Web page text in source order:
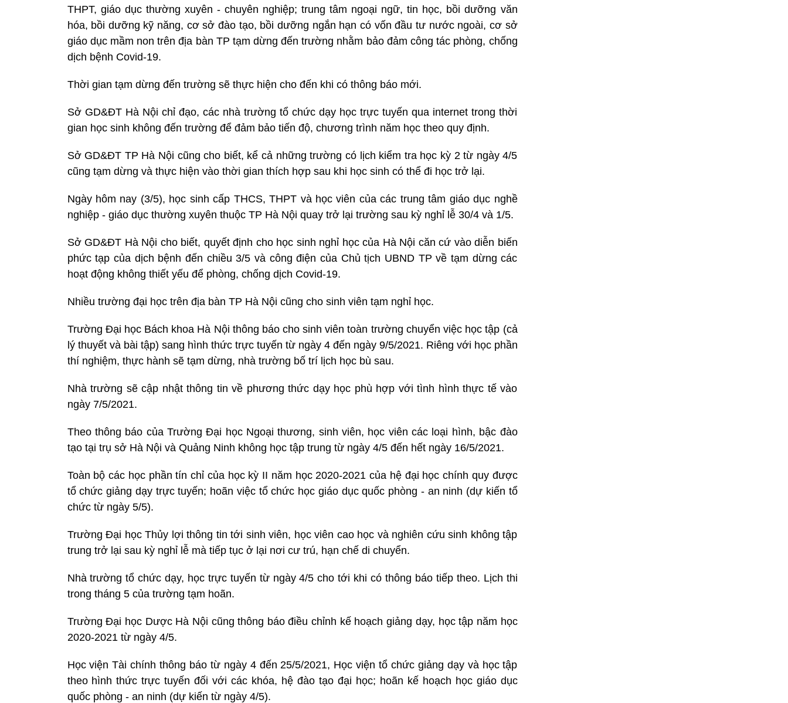
THPT, giáo dục thường xuyên - chuyên nghiệp; trung tâm ngoại ngữ, tin học, bồi dưỡng văn
hóa, bồi dưỡng kỹ năng, cơ sở đào tạo, bồi dưỡng ngắn hạn có vốn đầu tư nước ngoài, cơ sở
giáo dục mầm non trên địa bàn TP tạm dừng đến trường nhằm bảo đảm công tác phòng, chống
dịch bệnh Covid-19.
Thời gian tạm dừng đến trường sẽ thực hiện cho đến khi có thông báo mới.
Sở GD&ĐT Hà Nội chỉ đạo, các nhà trường tổ chức dạy học trực tuyến qua internet trong thời
gian học sinh không đến trường để đảm bảo tiến độ, chương trình năm học theo quy định.
Sở GD&ĐT TP Hà Nội cũng cho biết, kể cả những trường có lịch kiểm tra học kỳ 2 từ ngày 4/5
cũng tạm dừng và thực hiện vào thời gian thích hợp sau khi học sinh có thể đi học trở lại.
Ngày hôm nay (3/5), học sinh cấp THCS, THPT và học viên của các trung tâm giáo dục nghề
nghiệp - giáo dục thường xuyên thuộc TP Hà Nội quay trở lại trường sau kỳ nghỉ lễ 30/4 và 1/5.
Sở GD&ĐT Hà Nội cho biết, quyết định cho học sinh nghỉ học của Hà Nội căn cứ vào diễn biến
phức tạp của dịch bệnh đến chiều 3/5 và công điện của Chủ tịch UBND TP về tạm dừng các
hoạt động không thiết yếu để phòng, chống dịch Covid-19.
Nhiều trường đại học trên địa bàn TP Hà Nội cũng cho sinh viên tạm nghỉ học.
Trường Đại học Bách khoa Hà Nội thông báo cho sinh viên toàn trường chuyển việc học tập (cả
lý thuyết và bài tập) sang hình thức trực tuyến từ ngày 4 đến ngày 9/5/2021. Riêng với học phần
thí nghiệm, thực hành sẽ tạm dừng, nhà trường bố trí lịch học bù sau.
Nhà trường sẽ cập nhật thông tin về phương thức dạy học phù hợp với tình hình thực tế vào
ngày 7/5/2021.
Theo thông báo của Trường Đại học Ngoại thương, sinh viên, học viên các loại hình, bậc đào
tạo tại trụ sở Hà Nội và Quảng Ninh không học tập trung từ ngày 4/5 đến hết ngày 16/5/2021.
Toàn bộ các học phần tín chỉ của học kỳ II năm học 2020-2021 của hệ đại học chính quy được
tổ chức giảng dạy trực tuyến; hoãn việc tổ chức học giáo dục quốc phòng - an ninh (dự kiến tổ
chức từ ngày 5/5).
Trường Đại học Thủy lợi thông tin tới sinh viên, học viên cao học và nghiên cứu sinh không tập
trung trở lại sau kỳ nghỉ lễ mà tiếp tục ở lại nơi cư trú, hạn chế di chuyển.
Nhà trường tổ chức dạy, học trực tuyến từ ngày 4/5 cho tới khi có thông báo tiếp theo. Lịch thi
trong tháng 5 của trường tạm hoãn.
Trường Đại học Dược Hà Nội cũng thông báo điều chỉnh kế hoạch giảng dạy, học tập năm học
2020-2021 từ ngày 4/5.
Học viện Tài chính thông báo từ ngày 4 đến 25/5/2021, Học viện tổ chức giảng dạy và học tập
theo hình thức trực tuyến đối với các khóa, hệ đào tạo đại học; hoãn kế hoạch học giáo dục
quốc phòng - an ninh (dự kiến từ ngày 4/5).